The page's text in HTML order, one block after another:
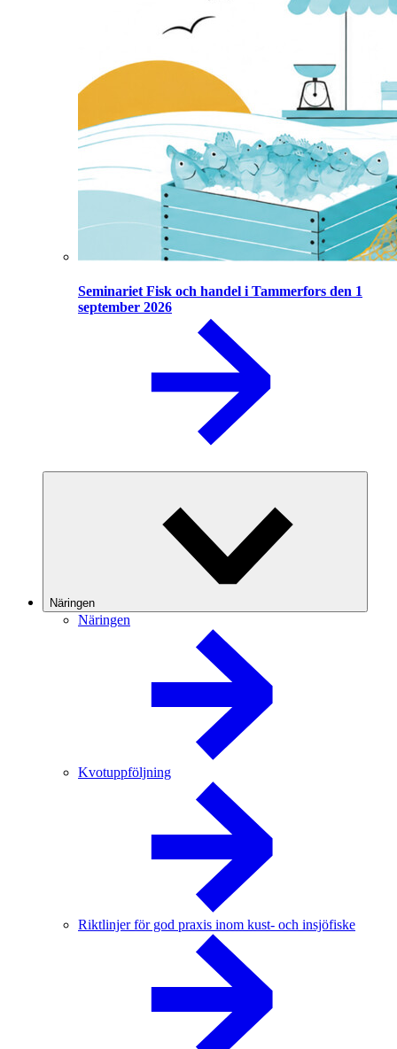
Seminariet Fisk och handel i Tammerfors den 1
september 2026
Näringen
Näringen
Kvotuppföljning
Riktlinjer för god praxis inom kust- och insjöfiske